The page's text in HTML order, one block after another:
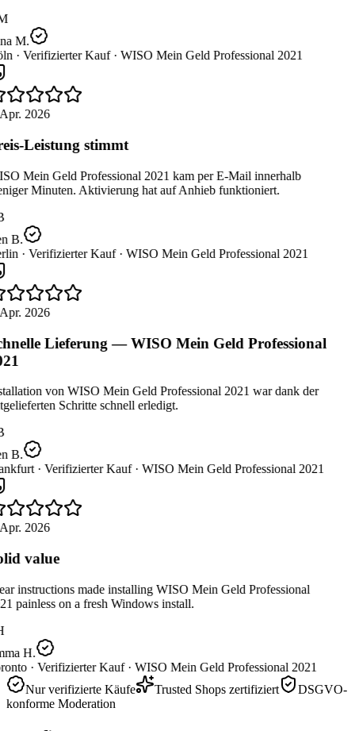
M.
· Verifizierter Kauf · WISO Mein Geld Professional 2021
2026
Leistung stimmt
Mein Geld Professional 2021 kam per E-Mail innerhalb
Minuten. Aktivierung hat auf Anhieb funktioniert.
B.
· Verifizierter Kauf · WISO Mein Geld Professional 2021
2026
Lieferung — WISO Mein Geld Professional
von WISO Mein Geld Professional 2021 war dank der
Schritte schnell erledigt.
B.
· Verifizierter Kauf · WISO Mein Geld Professional 2021
2026
value
instructions made installing WISO Mein Geld Professional
painless on a fresh Windows install.
H.
· Verifizierter Kauf · WISO Mein Geld Professional 2021
Nur verifizierte Käufe
Trusted Shops zertifiziert
DSGVO-
konforme Moderation